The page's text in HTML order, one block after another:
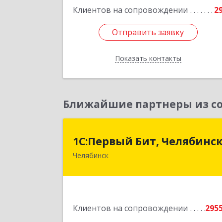
Клиентов на сопровождении
Отправить заявку
Показать контакты
Отправить заявку
Назад
Ближайшие партнеры из
1С:Первый Бит, Челябинск
Челябинск
Клиентов на сопровождении
1С:Первый Бит, Челябинск
454084, Челябинская обл, Челябинск г,